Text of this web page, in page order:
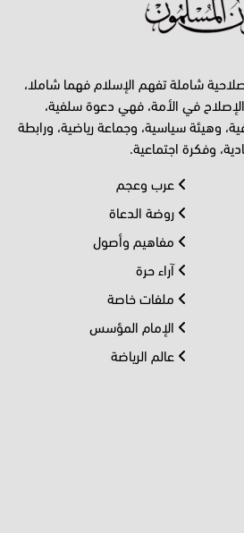
شاملة تفهم الإسلام فهما شاملا،
في الأمة، فهي دعوة سلفية،
وهيئة سياسية، وجماعة رياضية، ورابطة
وفكرة اجتماعية.
عرب وعجم
روضة الدعاة
مفاهيم وأصول
آراء حرة
ملفات خاصة
الإمام المؤسس
عالم الرياضة